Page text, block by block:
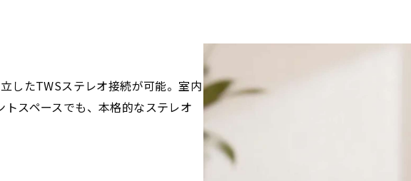
したTWSステレオ接続が可能。室内
スペースでも、本格的なステレオ